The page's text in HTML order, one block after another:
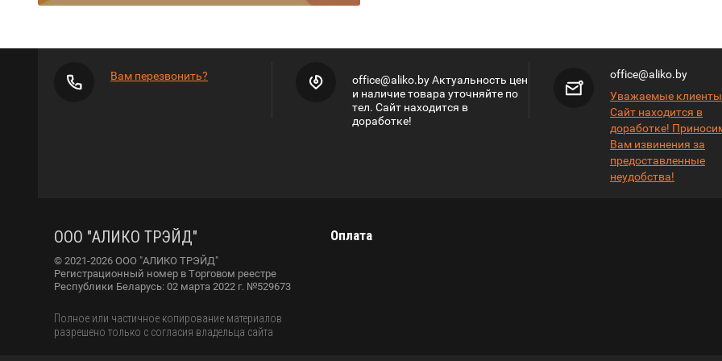
Вам перезвонить?
office@aliko.by Актуальность цен
и наличие товара уточняйте по
тел. Сайт находится в
доработке!
office@aliko.by
Уважаемые
Сайт находится в
доработке!
Вам извинения за
предоставленные
неудобства!
ООО "АЛИКО ТРЭЙД"
© 2021-2026 ООО "АЛИКО ТРЭЙД"
Регистрационный номер в Торговом реестре
Республики Беларусь: 02 марта 2022 г. №529673
Полное или частичное копирование материалов
разрешено только с согласия владельца сайта
Оплата